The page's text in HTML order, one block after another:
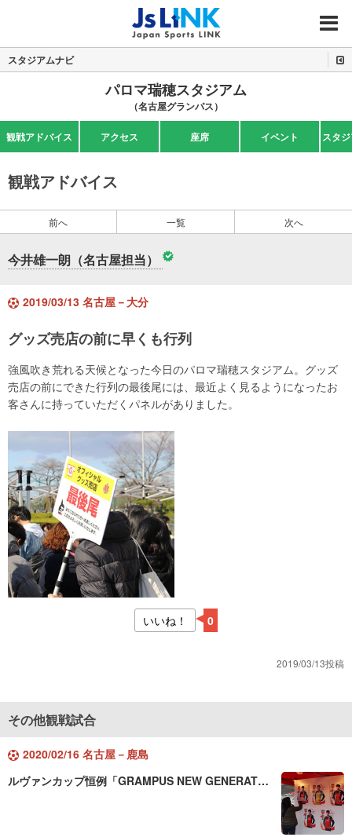
MENU
スタジアムナビ
パロマ瑞穂スタジアム
（名古屋グランパス）
観戦アドバイス アクセス 座席 イベント スタ
観戦アドバイス
前へ 一覧 次へ
今井雄一朗（名古屋担当）
2019/03/13 名古屋－大分
グッズ売店の前に早くも行列
強風吹き荒れる天候となった今日のパロマ瑞穂スタジアム。グッズ
売店の前にできた行列の最後尾には、最近よく見るようになったお
客さんに持っていただくパネルがありました。
いいね！ 0
2019/03/13投稿
その他観戦試合
2020/02/16 名古屋－鹿島
ルヴァンカップ恒例「GRAMPUS NEW GENERAT…